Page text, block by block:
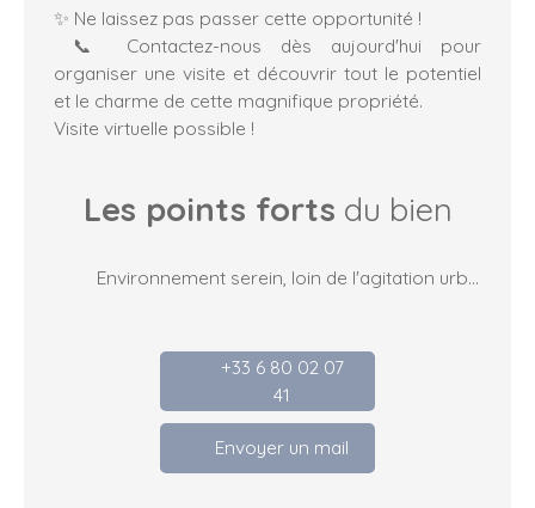
✨ Ne laissez pas passer cette opportunité !
📞 Contactez-nous dès aujourd'hui pour
organiser une visite et découvrir tout le potentiel
et le charme de cette magnifique propriété.
Visite virtuelle possible !
Les points forts du bien
Environnement serein, loin de l'agitation urbaine
+33 6 80 02 07
41
Envoyer un mail